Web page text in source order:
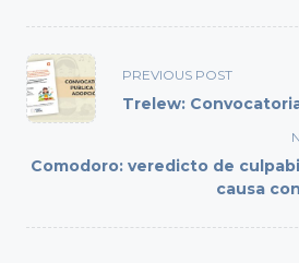
<span
class="nav-
subtitle
reader-
PREVIOUS POST
Trelew:
Comodoro: veredicto de
causa